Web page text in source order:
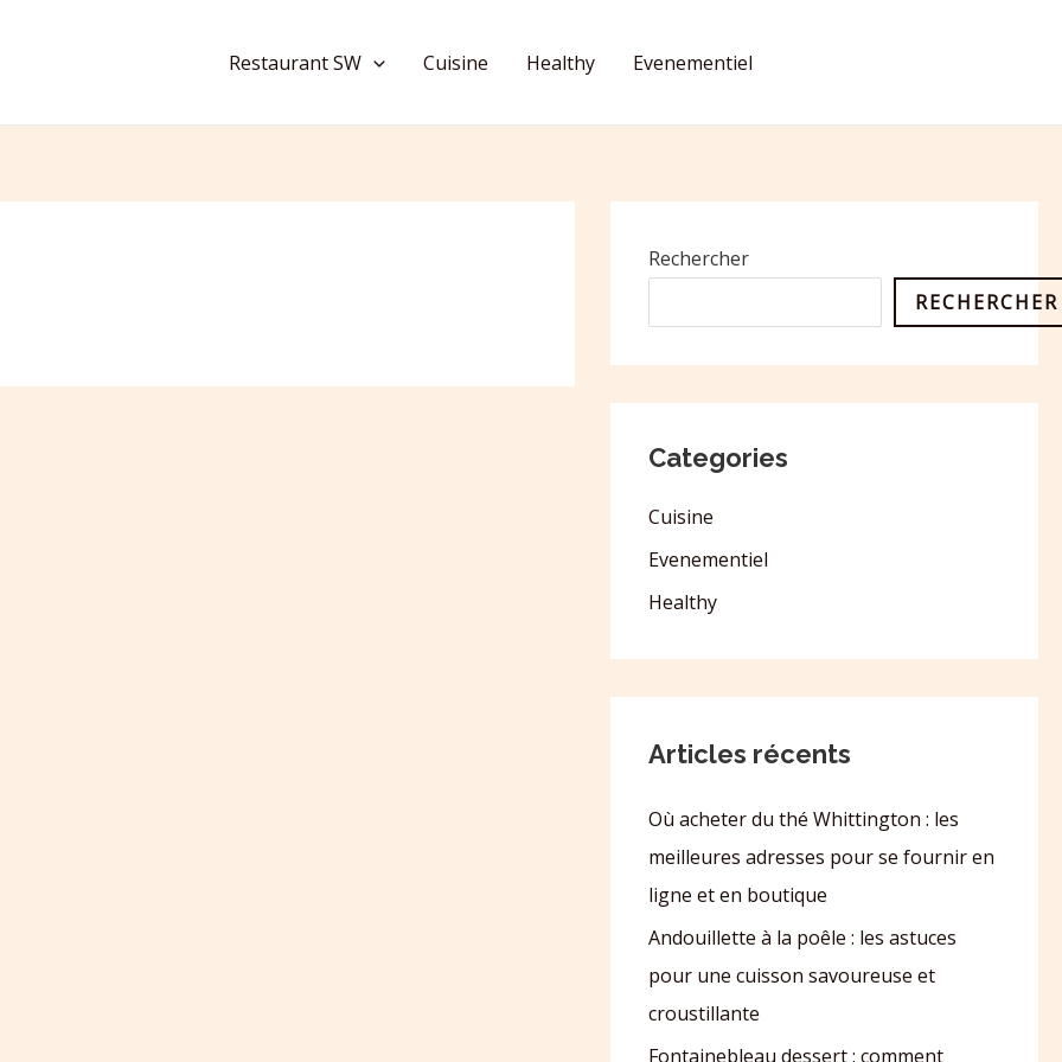
Restaurant SW Cuisine Healthy Evenementiel
Rechercher
RECHERCHER
Categories
Cuisine
Evenementiel
Healthy
Articles récents
Où acheter du thé Whittington : les
meilleures adresses pour se fournir en
ligne et en boutique
Andouillette à la poêle : les astuces
pour une cuisson savoureuse et
croustillante
Fontainebleau dessert : comment